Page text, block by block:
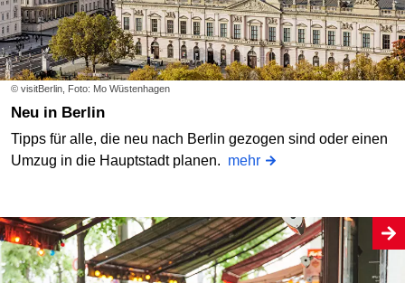
© visitBerlin, Foto: Mo Wüstenhagen
Neu in Berlin
Tipps für alle, die neu nach Berlin gezogen sind oder einen
Umzug in die Hauptstadt planen. mehr